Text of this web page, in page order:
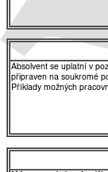
Absolvent se uplatní v
připraven na soukromé
Příklady možných